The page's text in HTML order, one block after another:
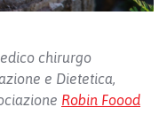
chirurgo
e Dietetica,
Robin Foood